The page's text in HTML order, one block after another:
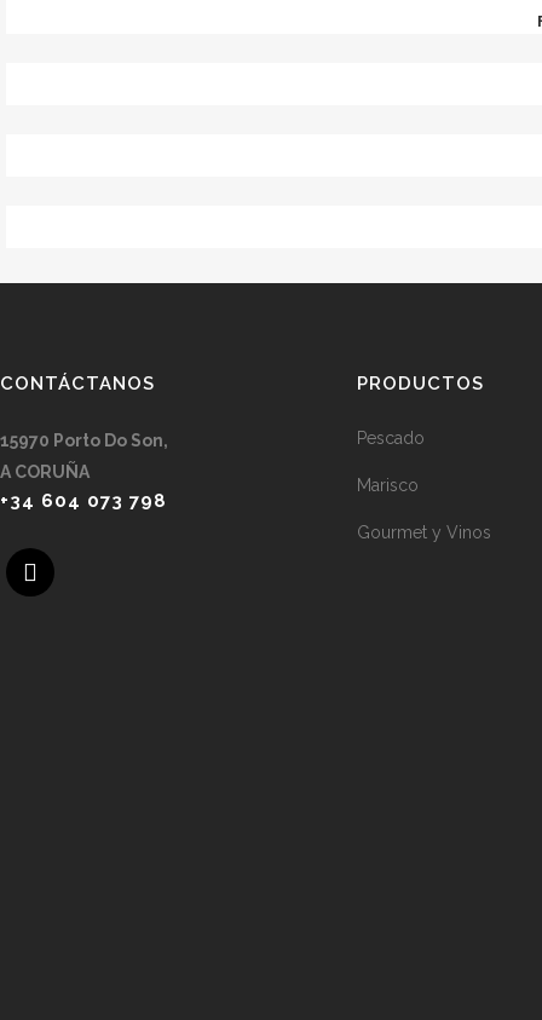
CONTÁCTANOS
15970 Porto Do Son,
A CORUÑA
+34 604 073 798
PRODUCTOS
Pescado
Marisco
Gourmet y Vinos